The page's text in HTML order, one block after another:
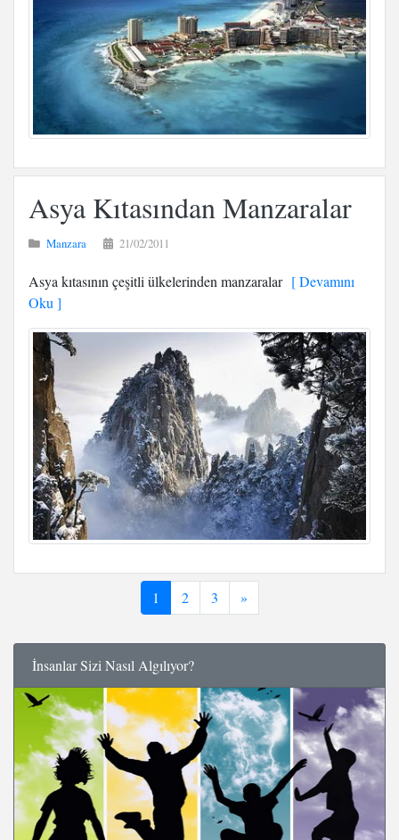
Asya Kıtasından Manzaralar
Manzara 21/02/2011
Asya kıtasının çeşitli ülkelerinden manzaralar[ Devamını
Oku ]
1 2 3 »
İnsanlar Sizi Nasıl Algılıyor?